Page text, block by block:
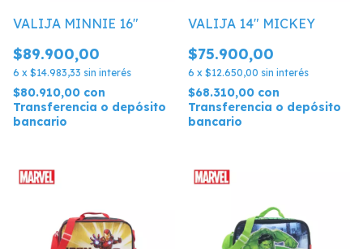
VALIJA MINNIE 16"
$89.900,00
6 x $14.983,33 sin interés
$80.910,00 con
Transferencia o depósito
bancario
VALIJA 14" MICKEY
$75.900,00
6 x $12.650,00 sin interés
$68.310,00 con
Transferencia o depósito
bancario